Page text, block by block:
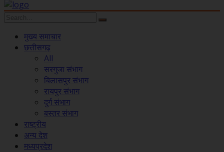
मुख्य समाचार
छत्तीसगढ़
All
सरगुजा संभाग
बिलासपुर संभाग
रायपुर संभाग
दुर्ग संभाग
बस्तर संभाग
राष्ट्रीय
अन्य देश
मध्यप्रदेश